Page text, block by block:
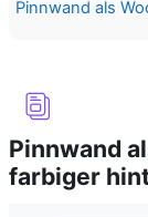
Pinnwand
farbiger